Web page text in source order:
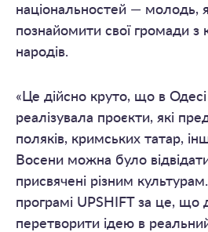
національностей — молодь,
познайомити свої громади з
народів.
«Це дійсно круто, що в
реалізувала проєкти, які
поляків, кримських татар,
Восени можна було
присвячені різним
програмі UPSHIFT за це, що
перетворити ідею в